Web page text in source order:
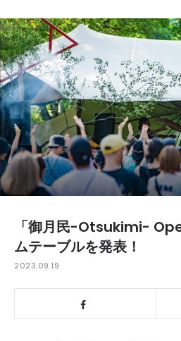
「御月民-Otsukimi-
ムテーブルを発表！
2023.09.19